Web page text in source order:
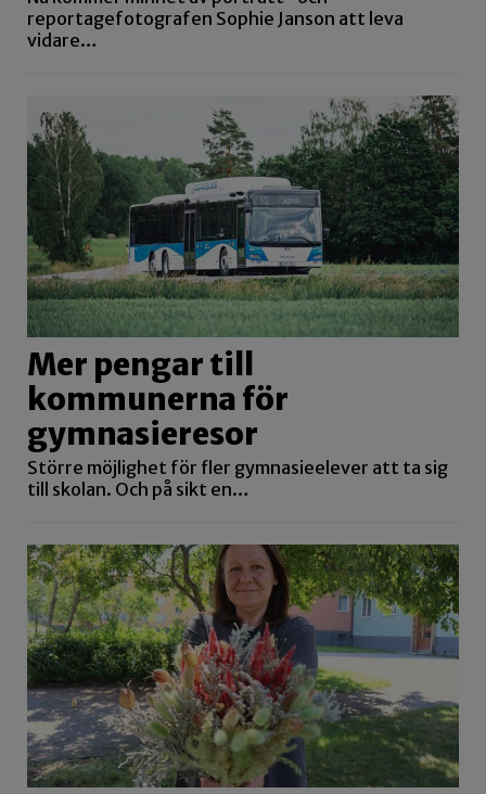
reportagefotografen Sophie Janson att leva
vidare…
Mer pengar till
kommunerna för
gymnasieresor
Större möjlighet för fler gymnasieelever att ta sig
till skolan. Och på sikt en…